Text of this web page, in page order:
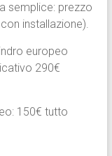
semplice: prezzo
installazione).
europeo
290€
150€ tutto